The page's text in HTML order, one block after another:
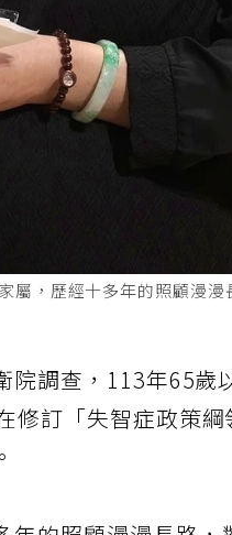
，歷經十多年的照顧漫漫
院調查，113年65歲
修訂「失智症政策